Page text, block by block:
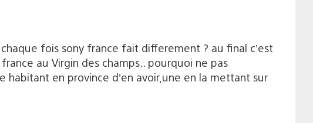
fois sony france fait differement ? au final c’est
au Virgin des champs.. pourquoi ne pas
en province d’en avoir,une en la mettant sur